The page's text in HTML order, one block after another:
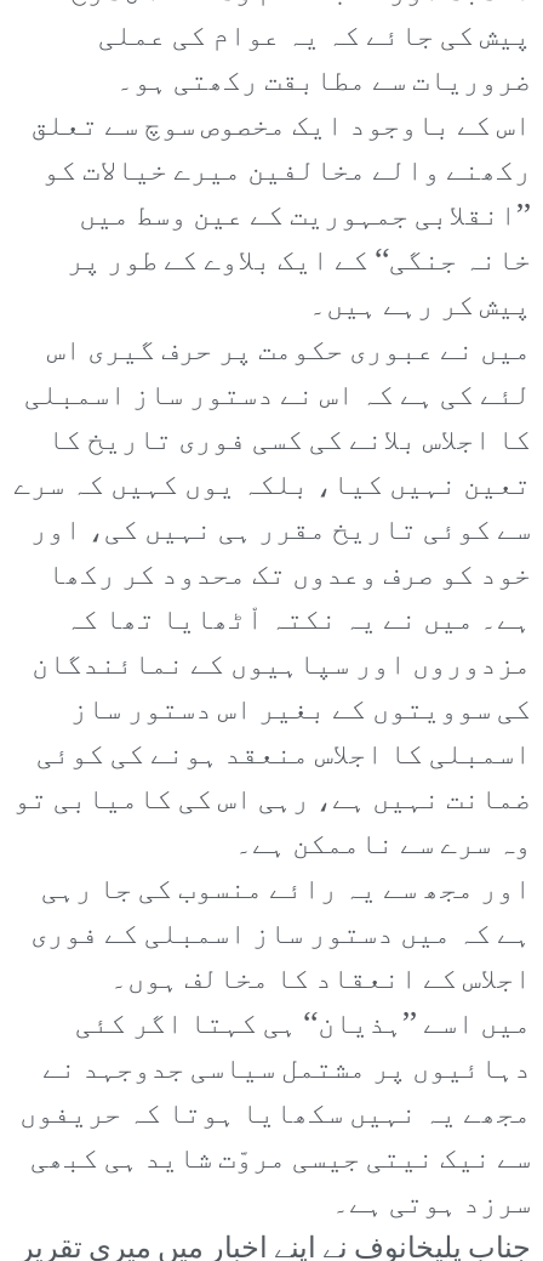
پیش کی جائے کہ یہ عوام کی عملی
ضروریات سے مطابقت رکھتی ہو۔
اس کے باوجود ایک مخصوص سوچ سے تعلق
رکھنے والے مخالفین میرے خیالات کو
’’انقلابی جمہوریت کے عین وسط میں
خانہ جنگی‘‘ کے ایک بلاوے کے طور پر
پیش کر رہے ہیں۔
میں نے عبوری حکومت پر حرف گیری اس
لئے کی ہے کہ اس نے دستور ساز اسمبلی
کا اجلاس بلانے کی کسی فوری تاریخ کا
تعین نہیں کیا، بلکہ یوں کہیں کہ سرے
سے کوئی تاریخ مقرر ہی نہیں کی، اور
خود کو صرف وعدوں تک محدود کر رکھا
ہے۔ میں نے یہ نکتہ اْٹھایا تھا کہ
مزدوروں اور سپاہیوں کے نمائندگان
کی سوویتوں کے بغیر اس دستور ساز
اسمبلی کا اجلاس منعقد ہونے کی کوئی
ضمانت نہیں ہے، رہی اس کی کامیابی تو
وہ سرے سے ناممکن ہے۔
اور مجھ سے یہ رائے منسوب کی جا رہی
ہے کہ میں دستور ساز اسمبلی کے فوری
اجلاس کے انعقاد کا مخالف ہوں۔
میں اسے ’’ہذیان‘‘ ہی کہتا اگر کئی
دہائیوں پر مشتمل سیاسی جدوجہد نے
مجھے یہ نہیں سکھایا ہوتا کہ حریفوں
سے نیک نیتی جیسی مروّت شاید ہی کبھی
سرزد ہوتی ہے۔